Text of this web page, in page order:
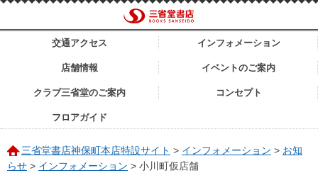
交通アクセス インフォメーション
店舗情報 イベントのご案内
クラブ三省堂のご案内 コンセプト
フロアガイド
三省堂書店神保町本店特設サイト > インフォメーション > お知
らせ > インフォメーション > 小川町仮店舗